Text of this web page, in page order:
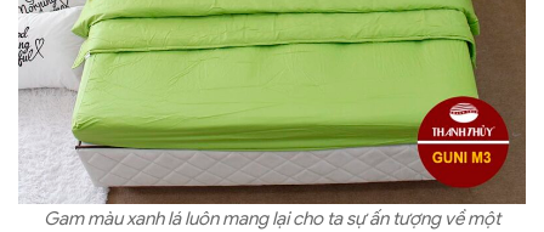
Gam màu xanh lá luôn mang lại cho ta sự ấn tượng về một